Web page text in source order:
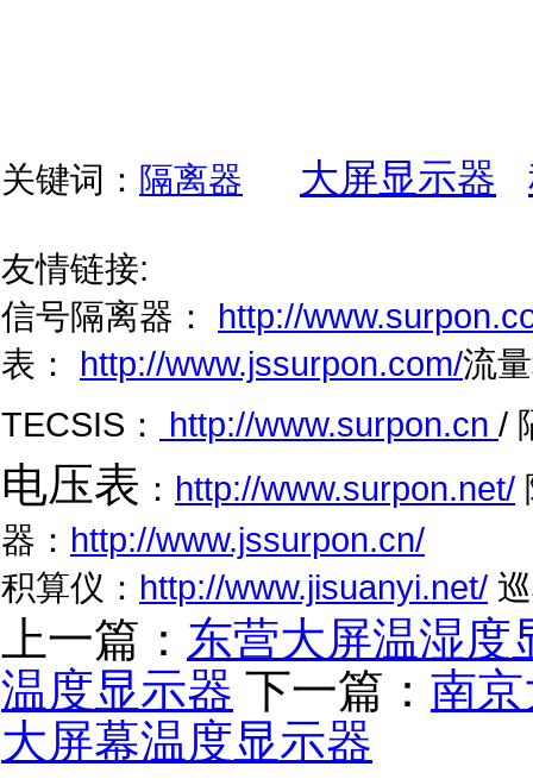
关键词： 隔离器 大屏显示器
友情链接:
信号隔离器： http://
表： http://www.jssurpon.com/流
TECSIS：
http://www.surpon.cn /
电压表 ： http://www.surpon.net/
器： http://www.jssurpon.cn/
积算仪： http://www.jisuanyi.net/
上一篇： 东营大屏温湿度
温度显示器 下一篇： 南
大屏幕温度显示器